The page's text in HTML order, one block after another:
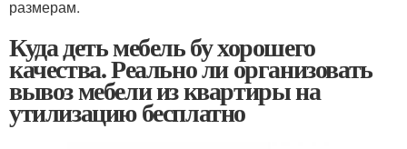
размерам.
Куда деть мебель бу хорошего
качества. Реально ли организовать
вывоз мебели из квартиры на
утилизацию бесплатно